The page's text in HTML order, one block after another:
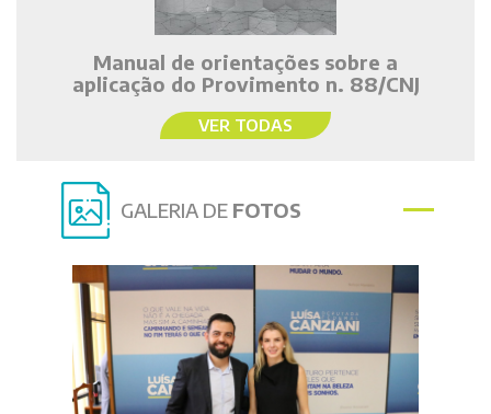
Manual de orientações sobre a
aplicação do Provimento n. 88/CNJ
VER TODAS
GALERIA DE FOTOS